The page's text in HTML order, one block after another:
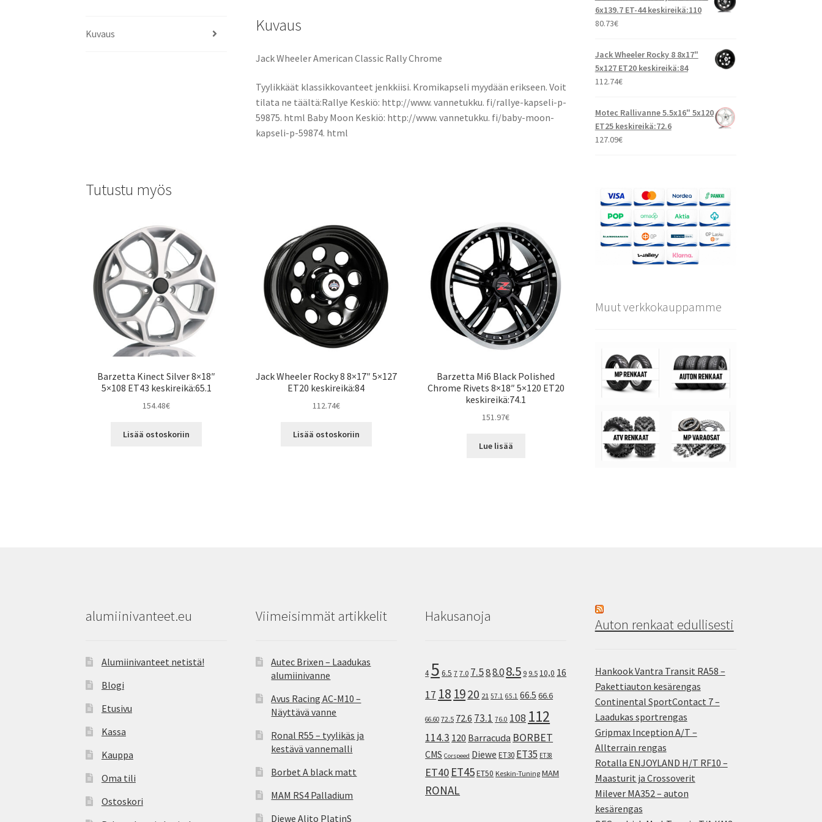
k
n
Kuvaus Kuvaus
Jack Wheeler American Classic Rally Chrome
Tyylikkäät klassikkovanteet jenkkiisi. Kromikapseli myydään erikseen. Voit
tilata ne täältä:Rallye Keskiö: http://www. vannetukku. fi/rallye-kapseli-p-
59875. html Baby Moon Keskiö: http://www. vannetukku. fi/baby-moon-
kapseli-p-59874. html
Tutustu myös
Barzetta Kinect Silver 8×18″
5×108 ET43 keskireikä:65.1
154.48€
Lisää ostoskoriin
Jack Wheeler Rocky 8 8×17″ 5×127
ET20 keskireikä:84
112.74€
Lisää ostoskoriin
Barzetta Mi6 Black Polished
Chrome Rivets 8×18″ 5×120 ET20
keskireikä:74.1
151.97€
Lue lisää
6x139.7 ET-44 keskireikä:110
80.73€
Jack Wheeler Rocky 8 8x17"
5x127 ET20 keskireikä:84
112.74€
Motec Rallivanne 5.5x16" 5x120
ET25 keskireikä:72.6
127.09€
Muut verkkokauppamme
alumiinivanteet.eu
Alumiinivanteet netistä!
Blogi
Etusivu
Kassa
Kauppa
Oma tili
Ostoskori
Viimeisimmät artikkelit
Autec Brixen – Laadukas
alumiinivanne
Avus Racing AC-M10 –
Näyttävä vanne
Ronal R55 – tyylikäs ja
kestävä vannemalli
Borbet A black matt
MAM RS4 Palladium
Diewe Alito PlatinS
Hakusanoja
4 5 6.5 7 7.0 7.588.08.5 9 9.5 10,0 16
17 18 1920 21 57.1 65.1 66.5 66.6
66.60 72.5 72.6 73.1 76.0 108 112
114.3 120 Barracuda BORBET
CMS Corspeed Diewe ET30 ET35 ET38
ET40 ET45ET50 Keskin-Tuning MAM
RONAL
Auton renkaat edullisesti
Hankook Vantra Transit RA58 –
Pakettiauton kesärengas
Continental SportContact 7 –
Laadukas sportrengas
Gripmax Inception A/T –
Allterrain rengas
Rotalla ENJOYLAND H/T RF10 –
Maasturit ja Crossoverit
Milever MA352 – auton
kesärengas